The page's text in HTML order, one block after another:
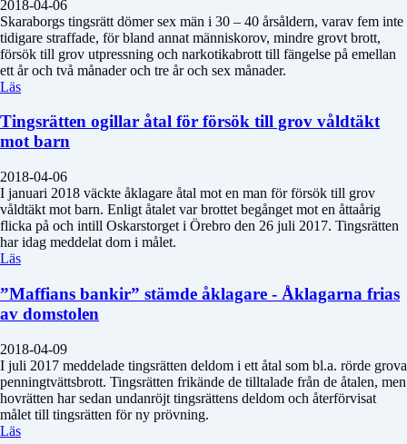
2018-04-06
Skaraborgs tingsrätt dömer sex män i 30 – 40 årsåldern, varav fem inte
tidigare straffade, för bland annat människorov, mindre grovt brott,
försök till grov utpressning och narkotikabrott till fängelse på emellan
ett år och två månader och tre år och sex månader.
Läs
Tingsrätten ogillar åtal för försök till grov våldtäkt
mot barn
2018-04-06
I januari 2018 väckte åklagare åtal mot en man för försök till grov
våldtäkt mot barn. Enligt åtalet var brottet begånget mot en åttaårig
flicka på och intill Oskarstorget i Örebro den 26 juli 2017. Tingsrätten
har idag meddelat dom i målet.
Läs
”Maffians bankir” stämde åklagare - Åklagarna frias
av domstolen
2018-04-09
I juli 2017 meddelade tingsrätten deldom i ett åtal som bl.a. rörde grova
penningtvättsbrott. Tingsrätten frikände de tilltalade från de åtalen, men
hovrätten har sedan undanröjt tingsrättens deldom och återförvisat
målet till tingsrätten för ny prövning.
Läs